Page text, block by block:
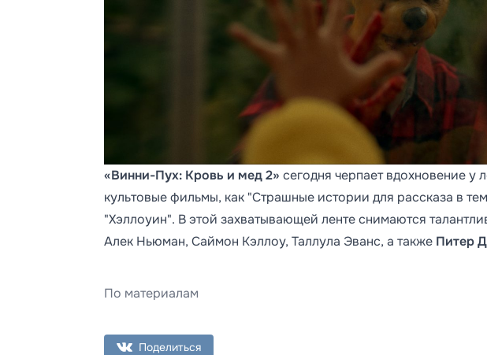
«Винни-Пух: Кровь и мед 2» сегодня черпает вдохновение у
культовые фильмы, как "Страшные истории для рассказа в
"Хэллоуин". В этой захватывающей ленте снимаются
Алек Ньюман, Саймон Кэллоу, Таллула Эванс, а также Питер
По материалам
Поделиться